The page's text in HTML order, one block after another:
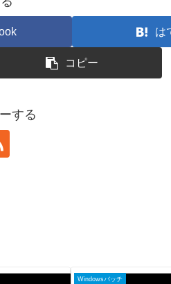
は
コピー
する
Windowsバッチ